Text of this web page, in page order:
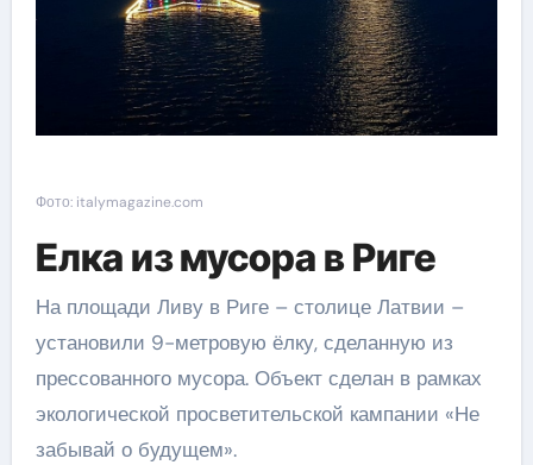
Фото: italymagazine.com
Елка из мусора в Риге
На площади Ливу в Риге – столице Латвии –
установили 9-метровую ёлку, сделанную из
прессованного мусора. Объект сделан в рамках
экологической просветительской кампании «Не
забывай о будущем».